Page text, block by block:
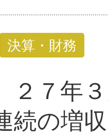
決算・財務
７年
の増収